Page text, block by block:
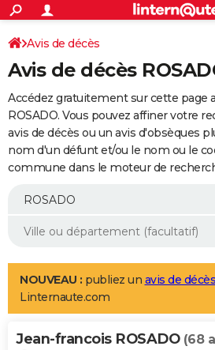
ACTUALITÉS
Politique
Société
Faits Divers
Education
Monde
Villes
+
SPORT
Coupe du monde 2026
Football
Tennis
Cyclisme
Rugby
Forum
Programme TV
TNT
Streaming
Cinéma
Sorties cinéma
Musique
+
FINANCE
Retraite
Epargne
Immobilier
Risques naturels par ville
Banque
Assurance
AUTO
Essais
Réserver un essai
Citadines
Berlines
SUV
Forum auto
+
Mobiles
Meilleur smartphone
Internet
Ordinateurs
Jeux vidéo
Guide high-tech
Aménagement intérieur
LIFESTYLE
Art de vivre
Bien-être
Loisirs
Mode
Modes de vie
Alimentation
Guide de la santé
Maladies
Médicaments
Sommeil
VOYAGE
Avis de décès
Avis de décès
Accédez gratuitement sur cette page
ROSADO. Vous pouvez affiner votre
avis de décès ou un avis d'obsèques
nom d'un défunt et/ou le nom ou le
commune dans le moteur de
NOUVEAU : publiez un avis de
Linternaute.com
Jean-francois ROSADO (68